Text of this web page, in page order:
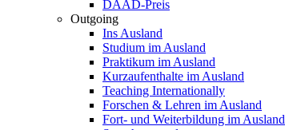
DAAD-Preis
Outgoing
Ins Ausland
Studium im Ausland
Praktikum im Ausland
Kurzaufenthalte im Ausland
Teaching Internationally
Forschen & Lehren im Ausland
Fort- und Weiterbildung im Ausland